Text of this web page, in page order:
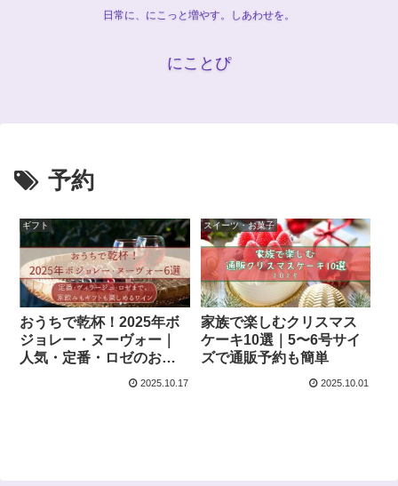
日常に、にこっと増やす。しあわせを。
にことぴ
予約
ギフト
おうちで乾杯！2025年ボ
ジョレー・ヌーヴォー｜
人気・定番・ロゼのおす
2025.10.17
スイーツ・お菓子
家族で楽しむクリスマス
ケーキ10選｜5〜6号サイ
ズで通販予約も簡単
2025.10.01